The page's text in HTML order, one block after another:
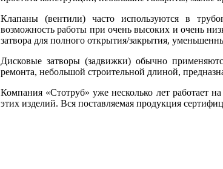
Клапаны (вентили) часто используются в
возможность работы при очень высоких и очень
затвора для полного открытия/закрытия,
Дисковые затворы (задвижки) обычно
ремонта, небольшой строительной длиной,
Компания «Стотруб» уже несколько лет работает
этих изделий. Вся поставляемая продукция